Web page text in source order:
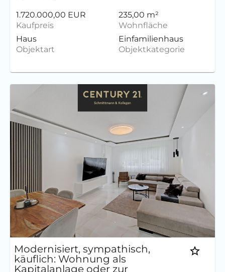
1.720.000,00 EUR
Kaufpreis
235,00 m²
Wohnfläche
Haus
Objektart
Einfamilienhaus
Objektkategorie
Modernisiert, sympathisch,
käuflich: Wohnung als
Kapitalanlage oder zur